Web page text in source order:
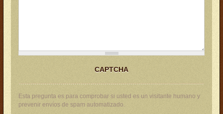
CAPTCHA
Esta pregunta es para comprobar si usted es un visitante humano y
prevenir envíos de spam automatizado.